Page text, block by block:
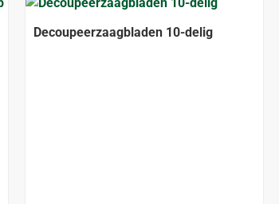
Decoupeerzaagbladen 10-delig